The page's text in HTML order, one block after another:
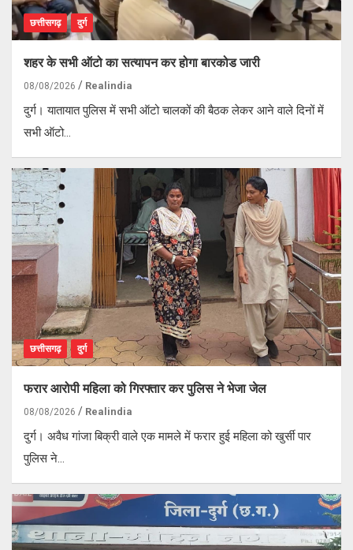
छत्तीसगढ़ दुर्ग
शहर के सभी ऑटो का सत्यापन कर होगा बारकोड जारी
08/08/2026 Realindia
दुर्ग। यातायात पुलिस में सभी ऑटो चालकों की बैठक लेकर आने वाले दिनों में
सभी ऑटो…
छत्तीसगढ़ दुर्ग
फरार आरोपी महिला को गिरफ्तार कर पुलिस ने भेजा जेल
08/08/2026 Realindia
दुर्ग। अवैध गांजा बिक्री वाले एक मामले में फरार हुई महिला को खुर्सी पार
पुलिस ने…